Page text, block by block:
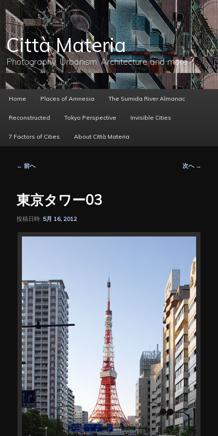
メ
イ
ン
コ
ン
テ
ン
へ
移
動
Città Materia
Photography, Urbanism, Architecture and more
ー
Home Places of Amnesia The Sumida River Almanac
Reconstructed Tokyo Perspective Invisible Cities
7 Factors of Cities About Città Materia
ビ
ゲ
シ
ン
← 前へ 次へ →
東京タワー03
投稿日時: 5月 16, 2012